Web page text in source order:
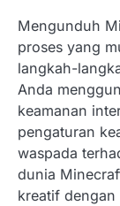
Mengunduh
proses yang
langkah-
Anda
keamanan
pengaturan
waspada
dunia
kreatif